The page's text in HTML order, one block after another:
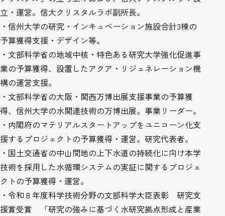
立・運営。信大クリスタルラボ副所長。
・信州大学の研究・インキュベーション施設合計3棟の
予算獲得支援・デザイン等。
・文部科学省の地域中核・特色ある研究大学強化促進事
業の予算獲得、設置したアクア・リジェネレーション機
構の運営支援。
・文部科学省の大阪・関西万博出展支援事業の予算獲
得、信州大学の水関連技術の万博出展。事業リーダー。
・内閣府のマテリアルスタートアップをユニコーン化支
援するプロジェクトの予算獲得・運営。研究代表者。
・国土交通省の中山間地の上下水道の持続化に向け本学
技術を採用した水循環システムの実証に関するプロジェ
クトの予算獲得・運営。
・令和８年度科学技術分野の文部科学大臣表彰 研究支
援賞受賞 「研究の強みに基づく水研究拠点形成と産業